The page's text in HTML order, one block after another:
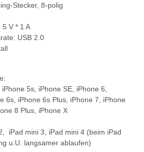
Stecker, 8-polig
V * 1 A
USB 2.0
5s, iPhone SE, iPhone 6,
6s, iPhone 6s Plus, iPhone 7, iPhone
8 Plus, iPhone X
iPad mini 3, iPad mini 4 (beim iPad
u.U. langsamer ablaufen)